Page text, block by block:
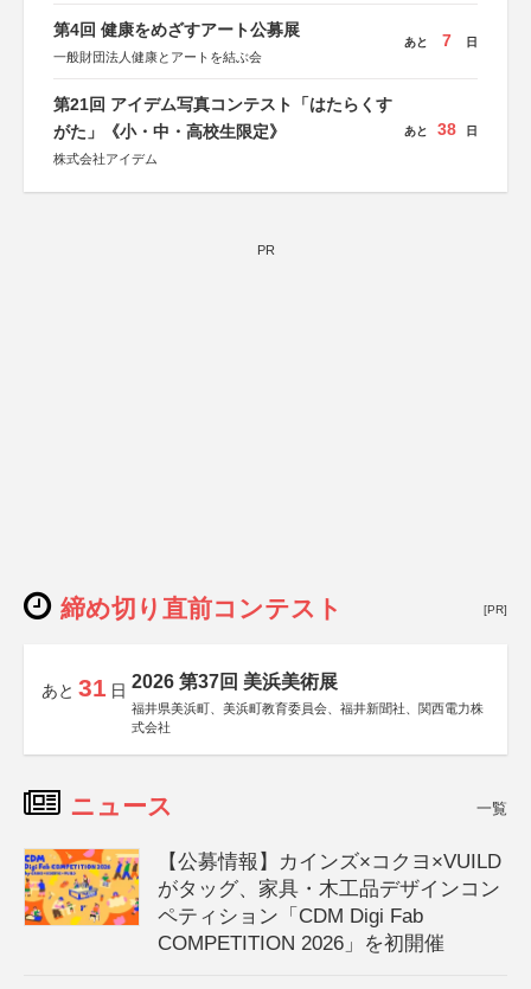
第4回 健康をめざすアート公募展
一般財団法人健康とアートを結ぶ会
あと 7 日
第21回 アイデム写真コンテスト「はたらくす
がた」《小・中・高校生限定》
株式会社アイデム
あと 38 日
PR
締め切り直前コンテスト [PR]
あと 31 日 2026 第37回 美浜美術展
福井県美浜町、美浜町教育委員会、福井新聞社、関西電力株
式会社
ニュース 一覧
【公募情報】カインズ×コクヨ×VUILD
がタッグ、家具・木工品デザインコン
ペティション「CDM Digi Fab
COMPETITION 2026」を初開催